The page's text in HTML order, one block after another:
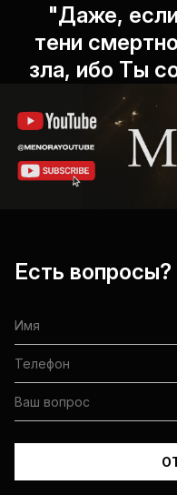
"Даже,
тени
зла, ибо Ты
Есть вопросы?